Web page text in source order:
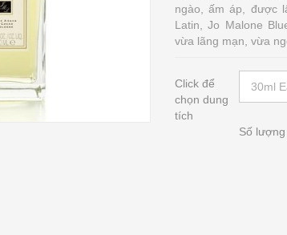
ngào, ấm áp, được
Latin, Jo Malone
vừa lãng mạn, vừa
Click để
chọn dung
tích
Số lượng